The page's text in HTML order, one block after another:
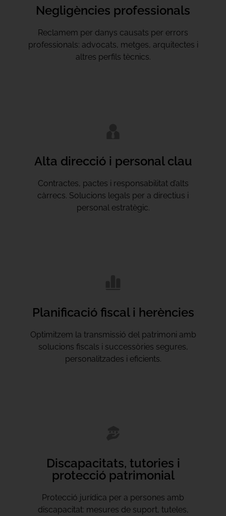
Negligències professionals
Reclamem per danys causats per errors
professionals: advocats, metges, arquitectes i
altres perfils tècnics.
Alta direcció i personal clau
Contractes, pactes i responsabilitat d’alts
càrrecs. Solucions legals per a directius i
personal estratègic.
Planificació fiscal i herències
Optimitzem la transmissió del patrimoni amb
solucions fiscals i successòries segures,
personalitzades i eficients.
Discapacitats, tutories i
protecció patrimonial
Protecció jurídica per a persones amb
discapacitat: mesures de suport, tuteles,